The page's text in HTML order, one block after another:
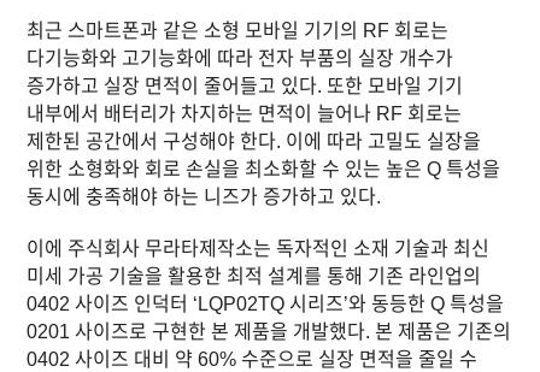
최근 스마트폰과 같은 소형 모바일 기기의 RF 회로는
다기능화와 고기능화에 따라 전자 부품의 실장 개수가
증가하고 실장 면적이 줄어들고 있다. 또한 모바일 기기
내부에서 배터리가 차지하는 면적이 늘어나 RF 회로는
제한된 공간에서 구성해야 한다. 이에 따라 고밀도 실장을
위한 소형화와 회로 손실을 최소화할 수 있는 높은 Q 특성을
동시에 충족해야 하는 니즈가 증가하고 있다.
이에 주식회사 무라타제작소는 독자적인 소재 기술과 최신
미세 가공 기술을 활용한 최적 설계를 통해 기존 라인업의
0402 사이즈 인덕터 ‘LQP02TQ 시리즈’와 동등한 Q 특성을
0201 사이즈로 구현한 본 제품을 개발했다. 본 제품은 기존의
0402 사이즈 대비 약 60% 수준으로 실장 면적을 줄일 수